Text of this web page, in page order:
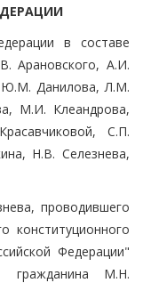
в составе
Арановского, А.И.
Ю.М. Данилова, Л.М.
М.И. Клеандрова,
С.П.
Н.В. Селезнева,
проводившего
конституционного
Федерации"
гражданина М.Н.